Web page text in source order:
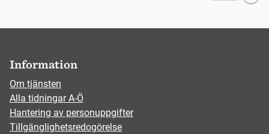
Information
Om tjänsten
Alla tidningar A-Ö
Hantering av personuppgifter
Tillgänglighetsredogörelse